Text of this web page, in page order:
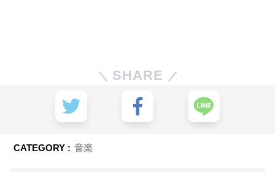
SHARE
CATEGORY : 音楽